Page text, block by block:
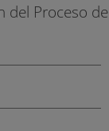
del Proceso de